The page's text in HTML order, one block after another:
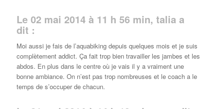
Le 02 mai 2014 à 11 h 56 min, talia a
dit :
Moi aussi je fais de l’aquabiking depuis quelques mois et je suis
complètement addict. Ça fait trop bien travailler les jambes et les
abdos. En plus dans le centre où je vais il y a vraiment une
bonne ambiance. On n’est pas trop nombreuses et le coach a le
temps de s’occuper de chacun.